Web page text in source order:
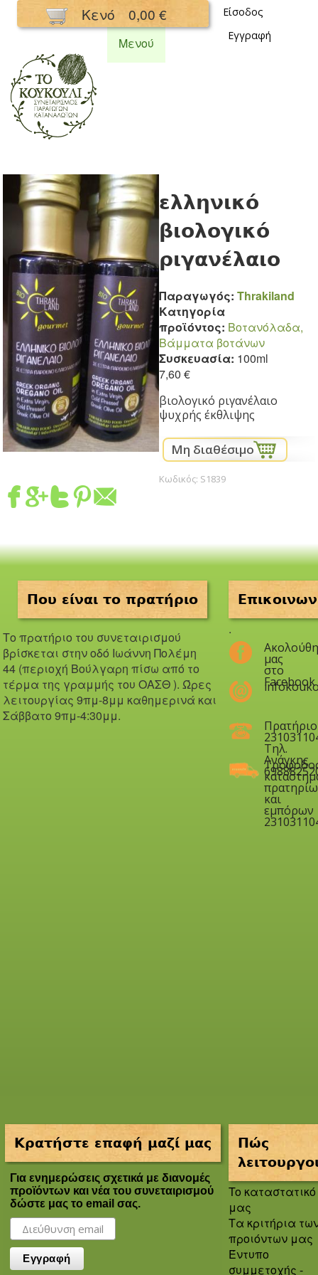
Παράκαμψη
προς το
κυρίως
Κενό 0,00 €
Είσοδος
Εγγραφή
Συνεταιρισμός
Μενού
ελληνικό
βιολογικό
ριγανέλαιο
Παραγωγός: Thrakiland
Κατηγορία
προϊόντος: Βοτανόλαδα,
Βάμματα βοτάνων
Συσκευασία: 100ml
7,60 €
βιολογικό ριγανέλαιο
ψυχρής έκθλιψης
Κωδικός: S1839
Που είναι το πρατήριο
Το πρατήριο του συνεταιρισμού
βρίσκεται στην οδό Iωάννη Πολέμη
44 (περιοχή Βούλγαρη πίσω από το
τέρμα της γραμμής του ΟΑΣΘ ). Ώρες
λειτουργίας 9πμ-8μμ καθημερινά και
Σάββατο 9πμ-4:30μμ.
.
μας
στο
Facebook
Πρατήριο
Τηλ.
Ανάγκης
και
εμπόρων
Κρατήστε επαφή μαζί μας
Για ενημερώσεις σχετικά με διανομές
προϊόντων και νέα του συνεταιρισμού
δώστε μας το email σας.
Πώς
To καταστατικό
μας
Τα κριτήρια
προιόντων μας
Έντυπο
συμμετοχής -